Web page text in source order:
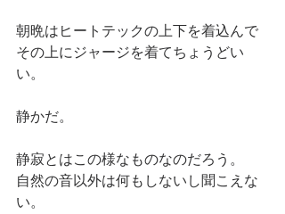
朝晩はヒートテックの上下を着込んで
その上にジャージを着てちょうどい
い。
静かだ。
静寂とはこの様なものなのだろう。
自然の音以外は何もしないし聞こえな
い。